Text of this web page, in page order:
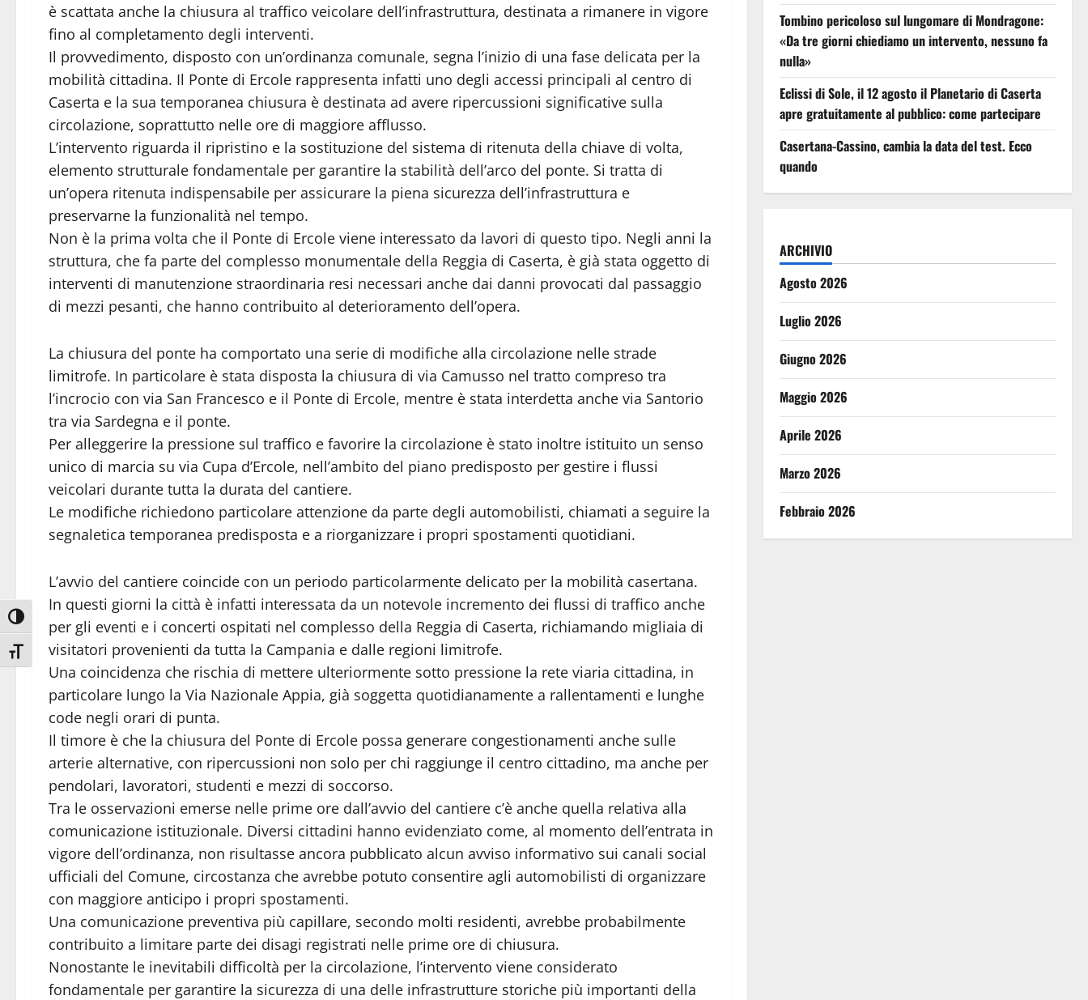
Attiva/disattiva alto contrasto
Attiva/disattiva dimensione testo
è scattata anche la chiusura al traffico veicolare dell’infrastruttura, destinata a rimanere in vigore
fino al completamento degli interventi.
Il provvedimento, disposto con un’ordinanza comunale, segna l’inizio di una fase delicata per la
mobilità cittadina. Il Ponte di Ercole rappresenta infatti uno degli accessi principali al centro di
Caserta e la sua temporanea chiusura è destinata ad avere ripercussioni significative sulla
circolazione, soprattutto nelle ore di maggiore afflusso.
L’intervento riguarda il ripristino e la sostituzione del sistema di ritenuta della chiave di volta,
elemento strutturale fondamentale per garantire la stabilità dell’arco del ponte. Si tratta di
un’opera ritenuta indispensabile per assicurare la piena sicurezza dell’infrastruttura e
preservarne la funzionalità nel tempo.
Non è la prima volta che il Ponte di Ercole viene interessato da lavori di questo tipo. Negli anni la
struttura, che fa parte del complesso monumentale della Reggia di Caserta, è già stata oggetto di
interventi di manutenzione straordinaria resi necessari anche dai danni provocati dal passaggio
di mezzi pesanti, che hanno contribuito al deterioramento dell’opera.
La chiusura del ponte ha comportato una serie di modifiche alla circolazione nelle strade
limitrofe. In particolare è stata disposta la chiusura di via Camusso nel tratto compreso tra
l’incrocio con via San Francesco e il Ponte di Ercole, mentre è stata interdetta anche via Santorio
tra via Sardegna e il ponte.
Per alleggerire la pressione sul traffico e favorire la circolazione è stato inoltre istituito un senso
unico di marcia su via Cupa d’Ercole, nell’ambito del piano predisposto per gestire i flussi
veicolari durante tutta la durata del cantiere.
Le modifiche richiedono particolare attenzione da parte degli automobilisti, chiamati a seguire la
segnaletica temporanea predisposta e a riorganizzare i propri spostamenti quotidiani.
L’avvio del cantiere coincide con un periodo particolarmente delicato per la mobilità casertana.
In questi giorni la città è infatti interessata da un notevole incremento dei flussi di traffico anche
per gli eventi e i concerti ospitati nel complesso della Reggia di Caserta, richiamando migliaia di
visitatori provenienti da tutta la Campania e dalle regioni limitrofe.
Una coincidenza che rischia di mettere ulteriormente sotto pressione la rete viaria cittadina, in
particolare lungo la Via Nazionale Appia, già soggetta quotidianamente a rallentamenti e lunghe
code negli orari di punta.
Il timore è che la chiusura del Ponte di Ercole possa generare congestionamenti anche sulle
arterie alternative, con ripercussioni non solo per chi raggiunge il centro cittadino, ma anche per
pendolari, lavoratori, studenti e mezzi di soccorso.
Tra le osservazioni emerse nelle prime ore dall’avvio del cantiere c’è anche quella relativa alla
comunicazione istituzionale. Diversi cittadini hanno evidenziato come, al momento dell’entrata in
vigore dell’ordinanza, non risultasse ancora pubblicato alcun avviso informativo sui canali social
ufficiali del Comune, circostanza che avrebbe potuto consentire agli automobilisti di organizzare
con maggiore anticipo i propri spostamenti.
Una comunicazione preventiva più capillare, secondo molti residenti, avrebbe probabilmente
contribuito a limitare parte dei disagi registrati nelle prime ore di chiusura.
Nonostante le inevitabili difficoltà per la circolazione, l’intervento viene considerato
fondamentale per garantire la sicurezza di una delle infrastrutture storiche più importanti della
Tombino pericoloso sul lungomare di Mondragone:
«Da tre giorni chiediamo un intervento, nessuno fa
nulla»
Eclissi di Sole, il 12 agosto il Planetario di Caserta
apre gratuitamente al pubblico: come partecipare
Casertana-Cassino, cambia la data del test. Ecco
quando
ARCHIVIO
Agosto 2026
Luglio 2026
Giugno 2026
Maggio 2026
Aprile 2026
Marzo 2026
Febbraio 2026